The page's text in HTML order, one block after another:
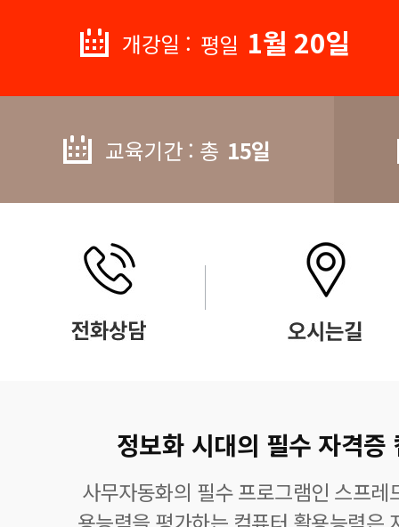
개강일 : 평일 1월 20일
교육기간 : 총 15일
정보화 시대의 필수 자격증
사무자동화의 필수 프로그램인 스프